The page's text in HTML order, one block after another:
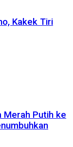
Kakek Tiri
Merah Putih ke